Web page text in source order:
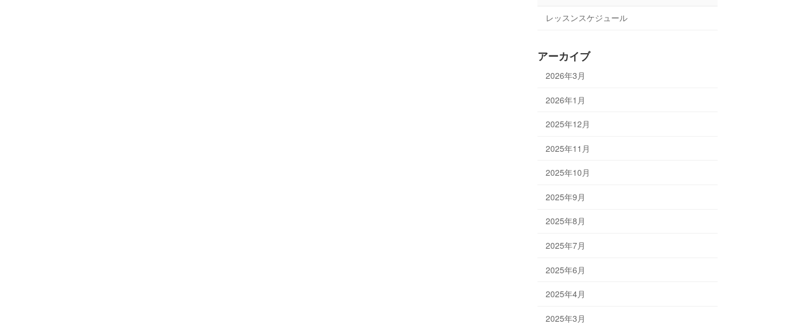
レッスンスケジュール
アーカイブ
2026年3月
2026年1月
2025年12月
2025年11月
2025年10月
2025年9月
2025年8月
2025年7月
2025年6月
2025年4月
2025年3月